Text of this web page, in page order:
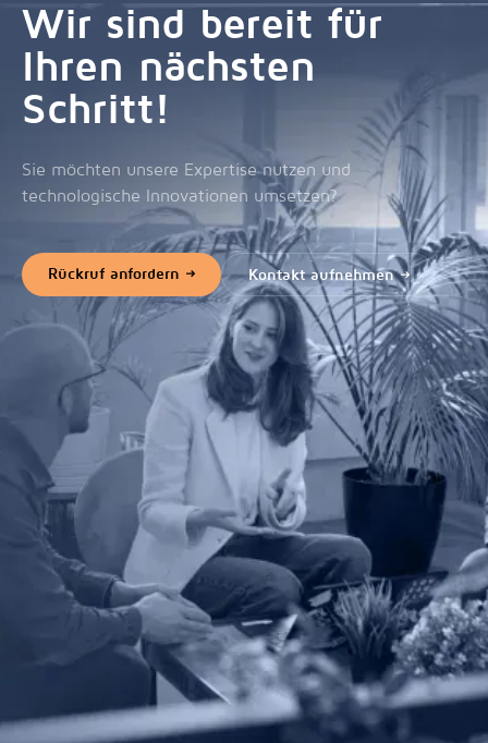
Wir sind bereit für
Ihren nächsten
Schritt!
Sie möchten unsere Expertise nutzen und
technologische Innovationen umsetzen?
Rückruf anfordern Kontakt aufnehmen